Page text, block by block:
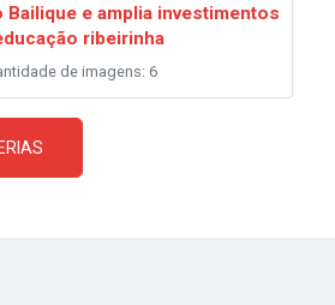
e amplia investimentos
ribeirinha
de imagens: 6